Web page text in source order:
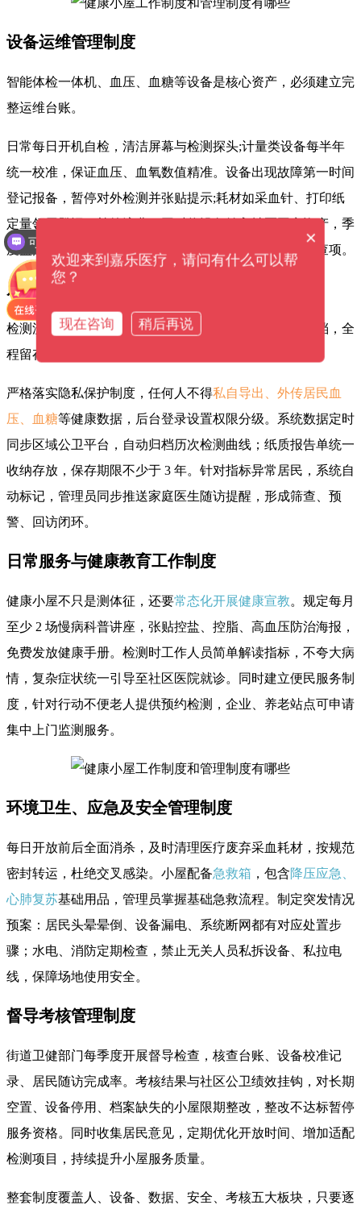
设备运维管理制度
智能体检一体机、血压、血糖等设备是核心资产，必须建立完
整运维台账。
日常每日开机自检，清洁屏幕与检测探头;计量类设备每半年
统一校准，保证血压、血氧数值精准。 设备出现故障第一时间
登记报备，暂停对外检测并张贴提示;耗材如采血针、打印纸
定量领用登记，杜绝浪费。
同时将设备纳入社区固定资产，季
度盘点，避免丢失、人为损坏，这也是公卫督导重点检查项。
居民检测与数据信息管理制度
检测流程实行标准化登记，居民刷身份证、人脸自助建档，全
程留存电子记录。
严格落实隐私保护制度，任何人不得私自导出、外传居民血
压、血糖等健康数据，后台登录设置权限分级。系统数据定时
同步区域公卫平台，自动归档历次检测曲线；纸质报告单统一
收纳存放，保存期限不少于 3 年。针对指标异常居民，系统自
动标记，管理员同步推送家庭医生随访提醒，形成筛查、预
警、回访闭环。
日常服务与健康教育工作制度
健康小屋不只是测体征，还要常态化开展健康宣教。规定每月
至少 2 场慢病科普讲座，张贴控盐、控脂、高血压防治海报，
免费发放健康手册。检测时工作人员简单解读指标，不夸大病
情，复杂症状统一引导至社区医院就诊。同时建立便民服务制
度，针对行动不便老人提供预约检测，企业、养老站点可申请
集中上门监测服务。
环境卫生、应急及安全管理制度
每日开放前后全面消杀，及时清理医疗废弃采血耗材，按规范
密封转运，杜绝交叉感染。小屋配备急救箱 ，包含降压应急、
心肺复苏基础用品，管理员掌握基础急救流程。制定突发情况
预案：居民头晕晕倒、设备漏电、系统断网都有对应处置步
骤；水电、消防定期检查，禁止无关人员私拆设备、私拉电
线，保障场地使用安全。
督导考核管理制度
街道卫健部门每季度开展督导检查，核查台账、设备校准记
录、居民随访完成率。考核结果与社区公卫绩效挂钩，对长期
空置、设备停用、档案缺失的小屋限期整改，整改不达标暂停
服务资格。同时收集居民意见，定期优化开放时间、增加适配
检测项目，持续提升小屋服务质量。
整套制度覆盖人、设备、数据、安全、考核五大板块，只要逐
可以介绍下你们的产品么？
可以提供解决方案吗？
×
欢迎来到嘉乐医疗，请问有什么可以帮
您？
现在咨询 稍后再说